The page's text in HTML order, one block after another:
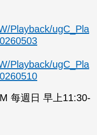
Playback/ugC_Pla
503
Playback/ugC_Pla
每週日 早上11:30-